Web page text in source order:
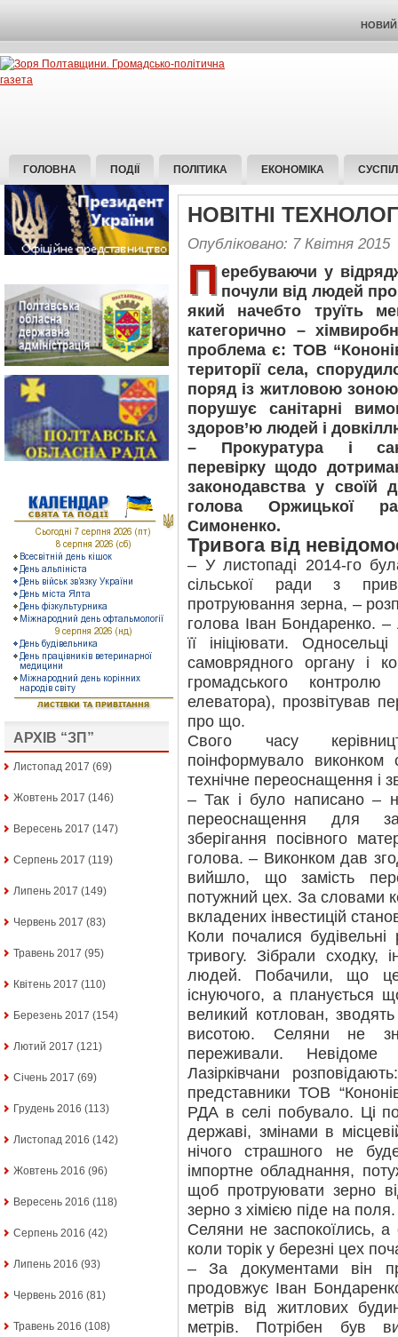
НОВИЙ
ГОЛОВНА ПОДІЇ ПОЛІТИКА ЕКОНОМІКА
АРХІВ “ЗП”
Листопад 2017 (69)
Жовтень 2017 (146)
Вересень 2017 (147)
Серпень 2017 (119)
Липень 2017 (149)
Червень 2017 (83)
Травень 2017 (95)
Квітень 2017 (110)
Березень 2017 (154)
Лютий 2017 (121)
Січень 2017 (69)
Грудень 2016 (113)
Листопад 2016 (142)
Жовтень 2016 (96)
Вересень 2016 (118)
Серпень 2016 (42)
Липень 2016 (93)
Червень 2016 (81)
Травень 2016 (108)
НОВІТНІ
Опубліковано: 7 Квітня 2015
П еребуваючи у
почули від людей про
який начебто труїть
категорично –
проблема є: ТОВ
території села,
поряд із житловою
порушує санітарні
здоров’ю людей і
– Прокуратура і
перевірку щодо
законодавства у своїй
голова Оржицької
Симоненко.
Тривога від
– У листопаді 2014-го
сільської ради з
протруювання зерна, –
голова Іван Бондаренко.
її ініціювати.
самоврядного органу і
громадського
елеватора), прозвітував
про що.
Свого часу
поінформувало виконком
технічне переоснащення і
– Так і було написано –
переоснащення для
зберігання посівного
голова. – Виконком дав
вийшло, що замість
потужний цех. За словами
вкладених інвестицій
Коли почалися будівельні
тривогу. Зібрали сходку,
людей. Побачили, що
існуючого, а планується
великий котлован,
висотою. Селяни не
переживали. Невідоме
Лазірківчани
представники ТОВ
РДА в селі побувало. Ці
державі, змінами в
нічого страшного не
імпортне обладнання,
щоб протруювати зерно
зерно з хімією піде на поля.
Селяни не заспокоїлись,
коли торік у березні цех
– За документами він
продовжує Іван
метрів від житлових
метрів. Потрібен був